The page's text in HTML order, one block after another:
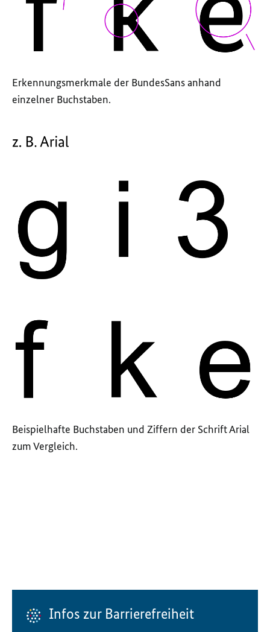
Erkennungsmerkmale der BundesSans anhand
einzelner Buchstaben.
Beispielhafte Buchstaben und Ziffern der Schrift Arial
zum Vergleich.
Infos zur Barrierefreiheit